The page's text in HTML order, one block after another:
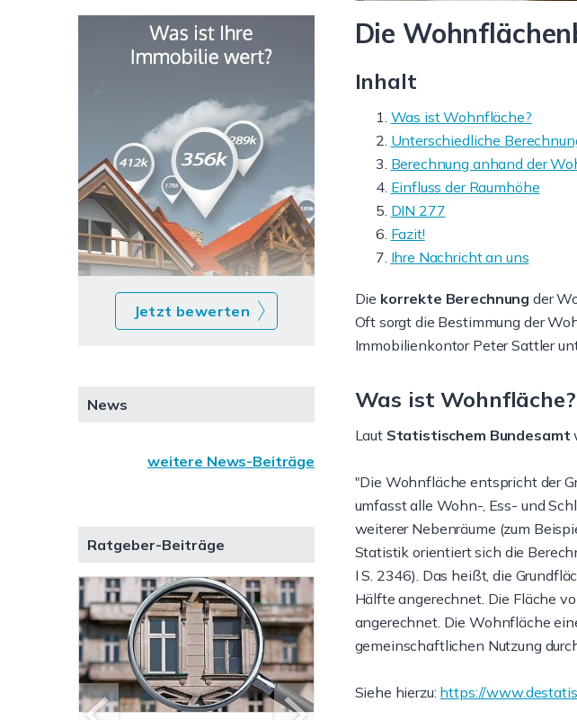
Jetzt bewerten
News
weitere News-Beiträge
Ratgeber-Beiträge
Die
Inhalt
Was ist Wohnfläche?
Unterschiedliche
Berechnung anhand der
Einfluss der Raumhöhe
DIN 277
Fazit!
Ihre Nachricht an uns
Die korrekte Berechnung der
Oft sorgt die Bestimmung der
Immobilienkontor Peter Sattler
Was ist Wohnfläche?
Laut Statistischem Bundesamt
"Die Wohnfläche entspricht der
umfasst alle Wohn-, Ess- und
weiterer Nebenräume (zum
Statistik orientiert sich die
I S. 2346). Das heißt, die
Hälfte angerechnet. Die Fläche
angerechnet. Die Wohnfläche
gemeinschaftlichen Nutzung
Siehe hierzu: https://